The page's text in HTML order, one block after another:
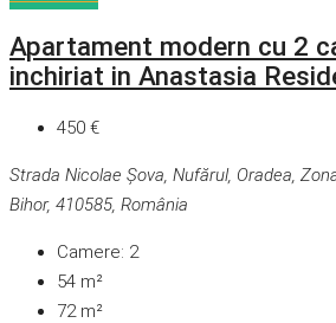
Apartament modern cu 2
inchiriat in Anastasia
450 €
Strada Nicolae Șova, Nufărul, Oradea,
Bihor, 410585, România
Camere: 2
54 m²
72m²